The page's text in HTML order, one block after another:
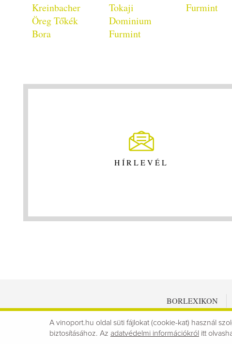
Kreinbacher
Öreg Tőkék
Bora
Tokaji
Dominium
Furmint
Furmint
HÍRLEVÉL
BORLEXIKON
A vinoport.hu oldal süti fájlokat (cookie-kat) használ
biztosításához. Az adatvédelmi információkról itt